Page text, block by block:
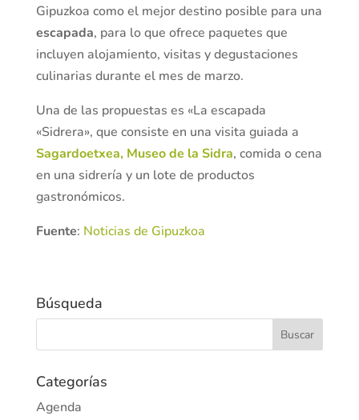
Gipuzkoa como el mejor destino posible para una
escapada, para lo que ofrece paquetes que
incluyen alojamiento, visitas y degustaciones
culinarias durante el mes de marzo.
Una de las propuestas es «La escapada
«Sidrera», que consiste en una visita guiada a
Sagardoetxea, Museo de la Sidra, comida o cena
en una sidrería y un lote de productos
gastronómicos.
Fuente: Noticias de Gipuzkoa
Búsqueda
Categorías
Agenda